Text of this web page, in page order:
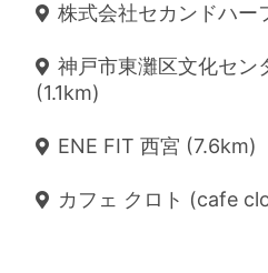
株式会社セカンドハー
神戸市東灘区文化セン
(1.1km)
ENE FIT 西宮 (7.6km)
カフェ クロト (cafe